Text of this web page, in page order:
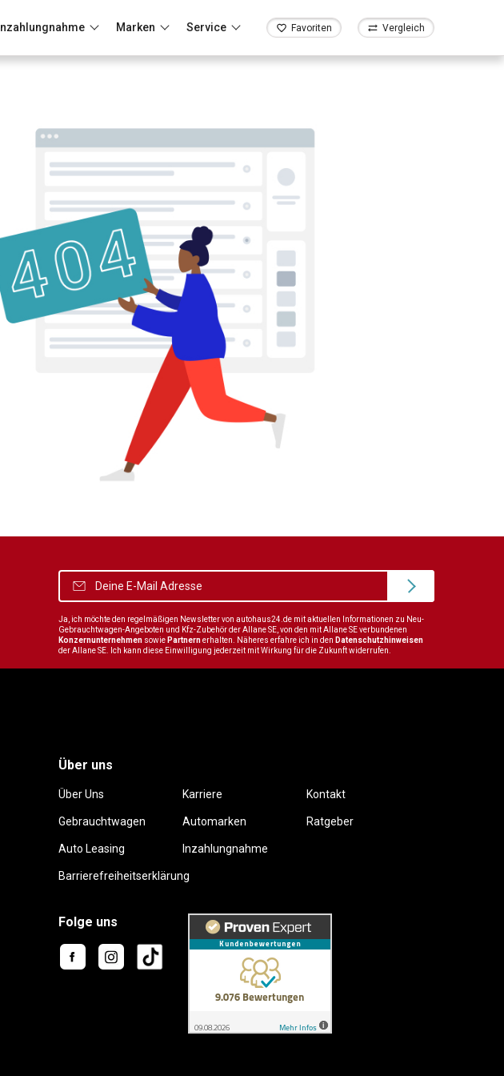
Inzahlungnahme Marken Service Favoriten Vergleich
Ja, ich möchte den regelmäßigen Newsletter von autohaus24.de mit aktuellen Informationen zu Neu-
Gebrauchtwagen-Angeboten und Kfz-Zubehör der Allane SE, von den mit Allane SE verbundenen
Konzernunternehmen sowie Partnernerhalten. Näheres erfahre ich in den Datenschutzhinweisen
der Allane SE. Ich kann diese Einwilligung jederzeit mit Wirkung für die Zukunft widerrufen.
Über uns
Über Uns Karriere Kontakt
Gebrauchtwagen Automarken Ratgeber
Auto Leasing Inzahlungnahme
Barrierefreiheitserklärung
Folge uns